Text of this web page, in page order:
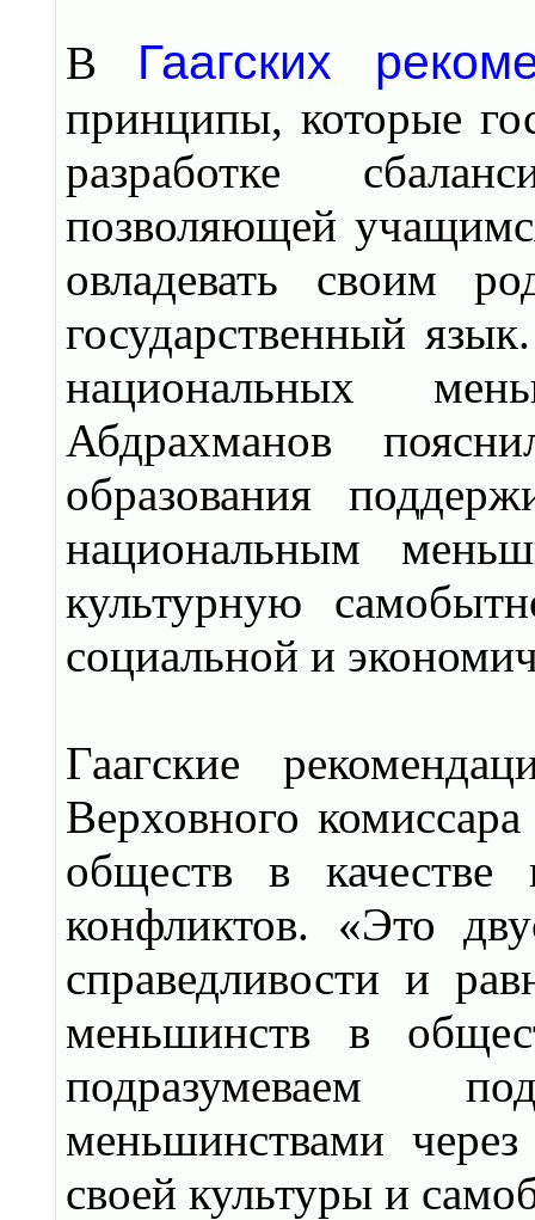
В Гаагских
принципы, которые
разработке
позволяющей
овладевать своим
государственный
национальных
Абдрахманов
образования
национальным
культурную
социальной и
Гаагские
Верховного
обществ в качестве
конфликтов. «Это
справедливости и
меньшинств в
подразумеваем
меньшинствами
своей культуры и